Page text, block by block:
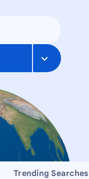
Trending Searches